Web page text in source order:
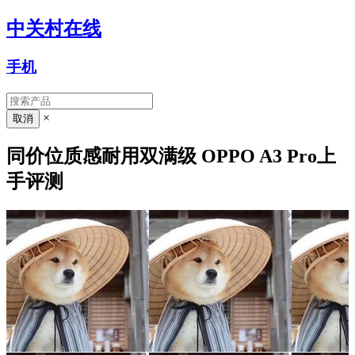
中关村在线
手机
×
同价位质感耐用双满级 OPPO A3 Pro上
手评测